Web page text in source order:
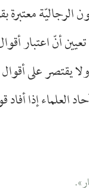
الرجاليّة
أنّ اعتبار
يقتصر على
العلماء إذا